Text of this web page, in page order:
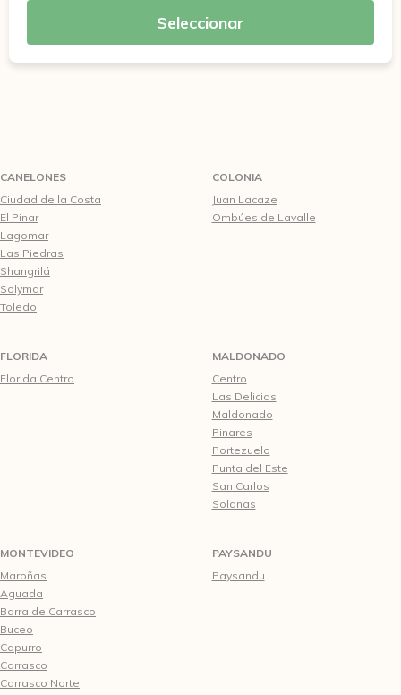
Seleccionar
CANELONES
Ciudad de la Costa
El Pinar
Lagomar
Las Piedras
Shangrilá
Solymar
Toledo
COLONIA
Juan Lacaze
Ombúes de Lavalle
FLORIDA
Florida Centro
MALDONADO
Centro
Las Delicias
Maldonado
Pinares
Portezuelo
Punta del Este
San Carlos
Solanas
MONTEVIDEO
Maroñas
Aguada
Barra de Carrasco
Buceo
Capurro
Carrasco
Carrasco Norte
PAYSANDU
Paysandu